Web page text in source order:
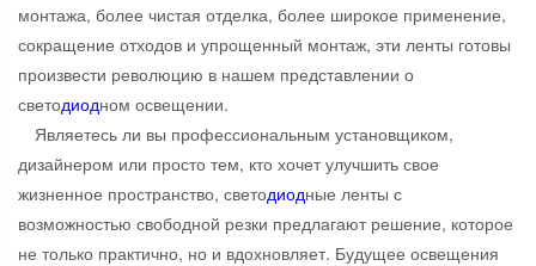
монтажа, более чистая отделка, более широкое применение,
сокращение отходов и упрощенный монтаж, эти ленты готовы
произвести революцию в нашем представлении о
светодиодном освещении.
Являетесь ли вы профессиональным установщиком,
дизайнером или просто тем, кто хочет улучшить свое
жизненное пространство, светодиодные ленты с
возможностью свободной резки предлагают решение, которое
не только практично, но и вдохновляет. Будущее освещения